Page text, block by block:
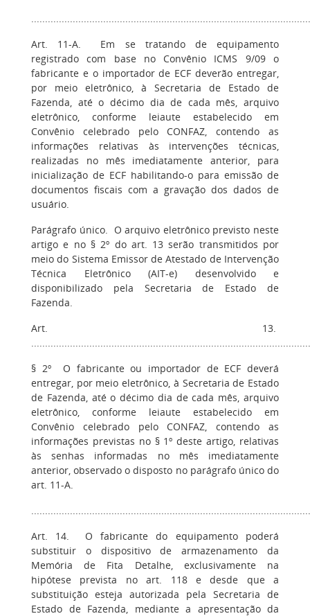
Art. 11-A. Em se tratando de equipamento
registrado com base no Convênio ICMS 9/09 o
fabricante e o importador de ECF deverão entregar,
por meio eletrônico, à Secretaria de Estado de
Fazenda, até o décimo dia de cada mês, arquivo
eletrônico, conforme leiaute estabelecido em
Convênio celebrado pelo CONFAZ, contendo as
informações relativas às intervenções técnicas,
realizadas no mês imediatamente anterior, para
inicialização de ECF habilitando-o para emissão de
documentos fiscais com a gravação dos dados de
usuário.
Parágrafo único. O arquivo eletrônico previsto neste
artigo e no § 2º do art. 13 serão transmitidos por
meio do Sistema Emissor de Atestado de Intervenção
Técnica Eletrônico (AIT-e) desenvolvido e
disponibilizado pela Secretaria de Estado de
Fazenda.
Art. 13.
§ 2º O fabricante ou importador de ECF deverá
entregar, por meio eletrônico, à Secretaria de Estado
de Fazenda, até o décimo dia de cada mês, arquivo
eletrônico, conforme leiaute estabelecido em
Convênio celebrado pelo CONFAZ, contendo as
informações previstas no § 1º deste artigo, relativas
às senhas informadas no mês imediatamente
anterior, observado o disposto no parágrafo único do
art. 11-A.
Art. 14. O fabricante do equipamento poderá
substituir o dispositivo de armazenamento da
Memória de Fita Detalhe, exclusivamente na
hipótese prevista no art. 118 e desde que a
substituição esteja autorizada pela Secretaria de
Estado de Fazenda, mediante a apresentação da